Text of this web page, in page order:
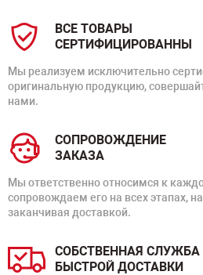
ВСЕ ТОВАРЫ
СЕРТИФИЦИРОВАННЫ
Мы реализуем исключительно
оригинальную продукцию,
нами.
СОПРОВОЖДЕНИЕ
ЗАКАЗА
Мы ответственно относимся к
сопровождаем его на всех этапах,
заканчивая доставкой.
СОБСТВЕННАЯ СЛУЖБА
БЫСТРОЙ ДОСТАВКИ